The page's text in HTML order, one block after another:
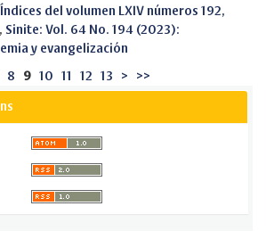
Índices del volumen LXIV números 192,
, Sinite: Vol. 64 No. 194 (2023):
y evangelización
8 9 10 11 12 13 > >>